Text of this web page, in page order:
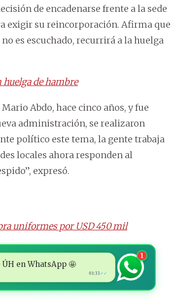
de encadenarse frente a la sede
exigir su reincorporación. Afirma que
es escuchado, recurrirá a la huelga
huelga de hambre
Abdo, hace cinco años, y fue
administración, se realizaron
político este tema, la gente trabaja
locales ahora responden al
expresó.
uniformes por USD 450 mil
en WhatsApp 🤩
01:33 ✓✓
1